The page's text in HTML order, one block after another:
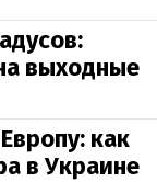
выходные
как
в Украине